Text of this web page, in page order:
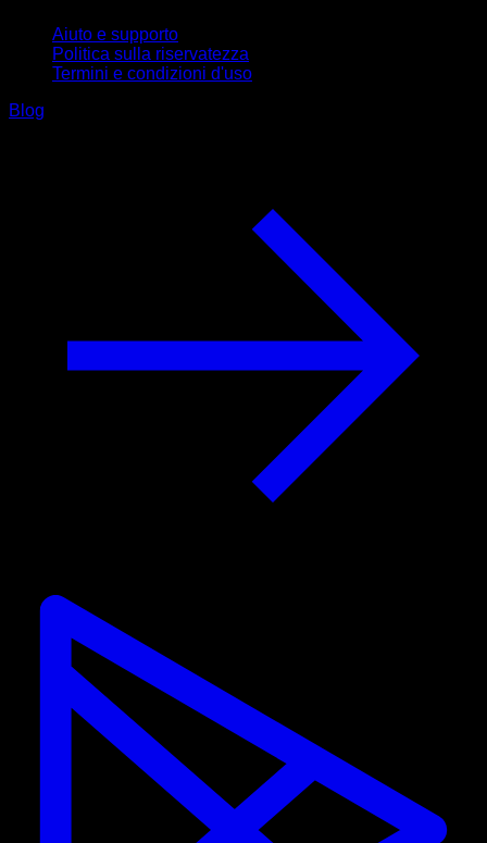
Aiuto e supporto
Politica sulla riservatezza
Termini e condizioni d'uso
Blog